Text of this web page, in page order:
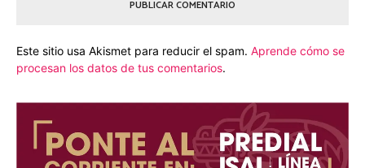
Este sitio usa Akismet para reducir el spam. Aprende cómo se
procesan los datos de tus comentarios.